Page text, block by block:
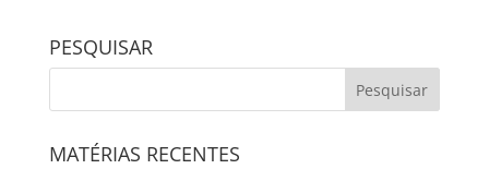
PESQUISAR
MATÉRIAS RECENTES